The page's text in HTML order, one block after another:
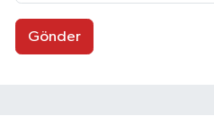
Gönder